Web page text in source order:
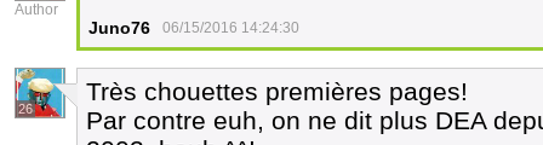
Author
Juno76 06/15/2016 14:24:30
26
Très chouettes premières pages!
Par contre euh, on ne dit plus DEA